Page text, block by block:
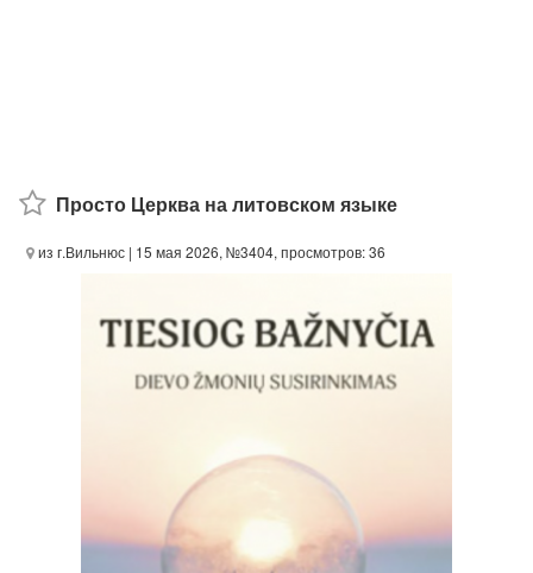
Просто Церква на литовском языке
из г.Вильнюс | 15 мая 2026, №3404, просмотров: 36